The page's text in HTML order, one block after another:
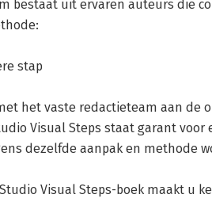
bestaat uit ervaren auteurs die
stap
het vaste redactieteam aan de
Visual Steps staat garant
dezelfde aanpak en methode
Visual Steps-boek maakt u